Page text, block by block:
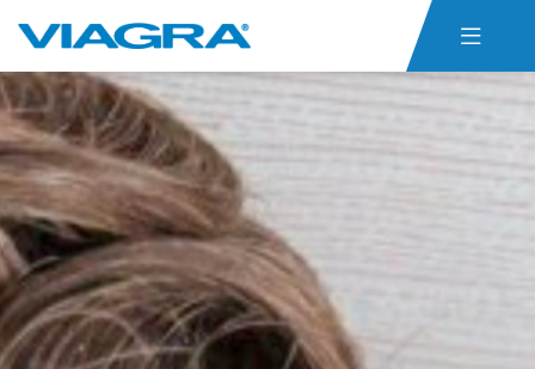

首頁
關於ED
聯絡我們 貨態查詢
威而鋼購買